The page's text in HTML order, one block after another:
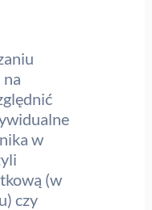
na
w
(w
czy